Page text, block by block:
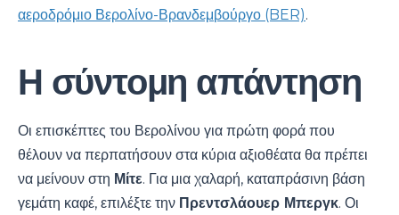
αεροδρόμιο Βερολίνο-Βρανδεμβούργο (BER).
Η σύντομη απάντηση
Οι επισκέπτες του Βερολίνου για πρώτη φορά που
θέλουν να περπατήσουν στα κύρια αξιοθέατα θα πρέπει
να μείνουν στη Μίτε. Για μια χαλαρή, καταπράσινη βάση
γεμάτη καφέ, επιλέξτε την Πρεντσλάουερ Μπεργκ. Οι